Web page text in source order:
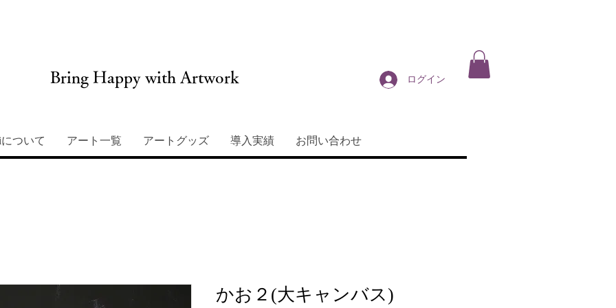
Bring Happy with Artwork ログイン
について アート一覧 アートグッズ 導入実績 お問い合わせ
かお２(大キャンバス)